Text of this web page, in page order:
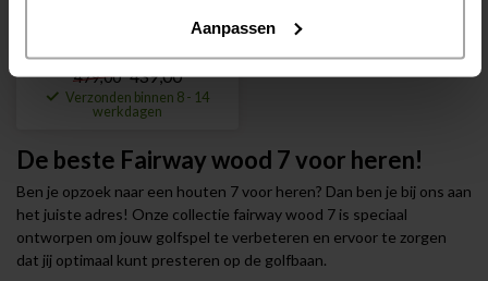
Aanpassen
TaylorMade Qi4D Tour
479,00 439,00
Verzonden binnen 8 - 14
werkdagen
De beste Fairway wood 7 voor heren!
Ben je opzoek naar een houten 7 voor heren? Dan ben je bij ons aan
het juiste adres! Onze collectie fairway wood 7 is speciaal
ontworpen om jouw golfspel te verbeteren en ervoor te zorgen
dat jij optimaal kunt presteren op de golfbaan.